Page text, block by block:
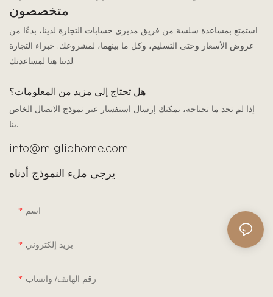
متخصصون
استمتع بمساعدة سلسة من فريق مديري حسابات التجارة لدينا، بدءًا من
عروض الأسعار وحتى التسليم، وكل ما بينهما، لمشروعك. خبراء التجارة
لدينا هنا لمساعدتك.
هل تحتاج إلى مزيد من المعلومات؟
إذا لم تجد ما تحتاجه، يمكنك إرسال استفسار عبر نموذج الاتصال الخاص
بنا.
info@migliohome.com
يرجى ملء النموذج أدناه.
اسم
بريد إلكتروني
رقم الهاتف/ واتساب